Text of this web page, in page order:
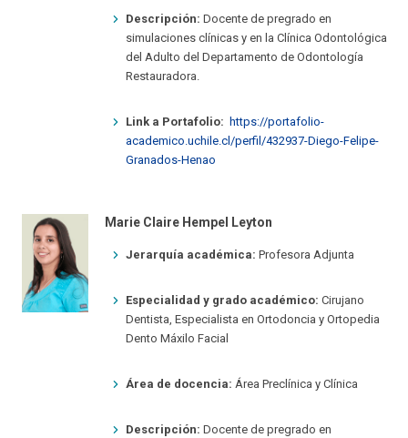
Descripción: Docente de pregrado en
simulaciones clínicas y en la Clínica Odontológica
del Adulto del Departamento de Odontología
Restauradora.
Link a Portafolio: https://portafolio-
academico.uchile.cl/perfil/432937-Diego-Felipe-
Granados-Henao
Marie Claire Hempel Leyton
Jerarquía académica: Profesora Adjunta
Especialidad y grado académico: Cirujano
Dentista, Especialista en Ortodoncia y Ortopedia
Dento Máxilo Facial
Área de docencia: Área Preclínica y Clínica
Descripción: Docente de pregrado en